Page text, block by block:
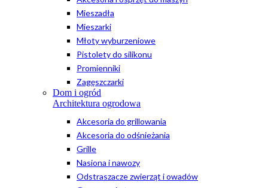
Mieszadła
Mieszarki
Młoty wyburzeniowe
Pistolety do silikonu
Promienniki
Zagęszczarki
Dom i ogród
Architektura ogrodowa
Akcesoria do grillowania
Akcesoria do odśnieżania
Grille
Nasiona i nawozy
Odstraszacze zwierząt i owadów